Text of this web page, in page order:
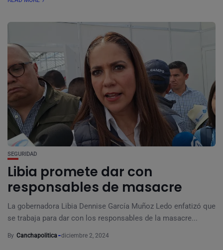
SEGURIDAD
Libia promete dar con
responsables de masacre
La gobernadora Libia Dennise García Muñoz Ledo enfatizó que
se trabaja para dar con los responsables de la masacre...
By Canchapolitica diciembre 2, 2024